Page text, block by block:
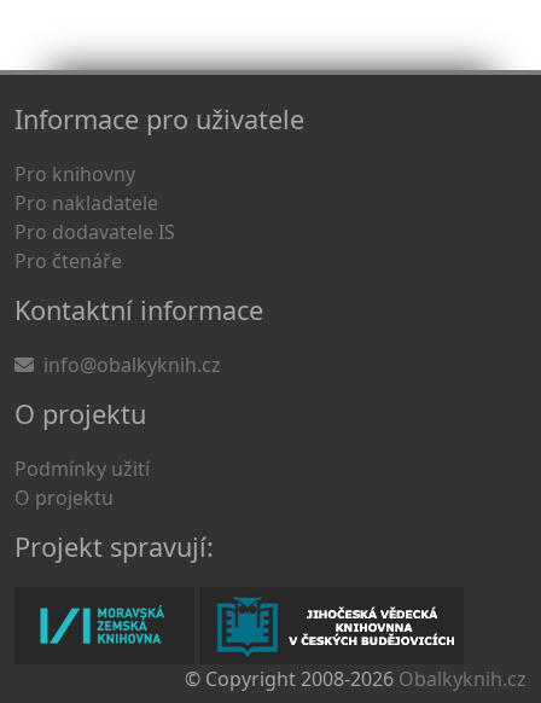
Informace pro uživatele
Pro knihovny
Pro nakladatele
Pro dodavatele IS
Pro čtenáře
Kontaktní informace
info@obalkyknih.cz
O projektu
Podmínky užití
O projektu
Projekt spravují:
© Copyright 2008-2026 Obalkyknih.cz